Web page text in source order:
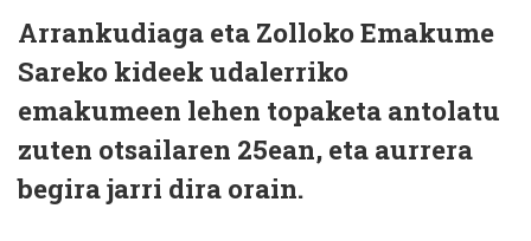
Arrankudiaga eta Zolloko Emakume
Sareko kideek udalerriko
emakumeen lehen topaketa antolatu
zuten otsailaren 25ean, eta aurrera
begira jarri dira orain.